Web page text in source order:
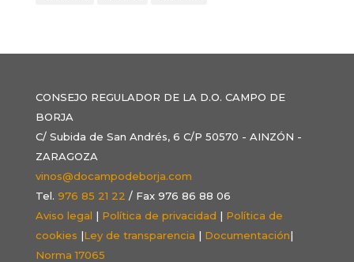
CONSEJO REGULADOR DE LA D.O. CAMPO DE
BORJA
C/ Subida de San Andrés, 6 C/P 50570 - AINZÓN -
ZARAGOZA
vinos@docampodeborja.com
Tel. 976 85 21 22 / Fax 976 86 88 06
Aviso legal | Política de privacidad | Política de
cookies |Ley de transparencia | Documentación|
Norma 17065